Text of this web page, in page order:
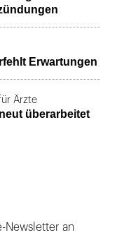
Erwartungen
Ärzte
überarbeitet
Newsletter an